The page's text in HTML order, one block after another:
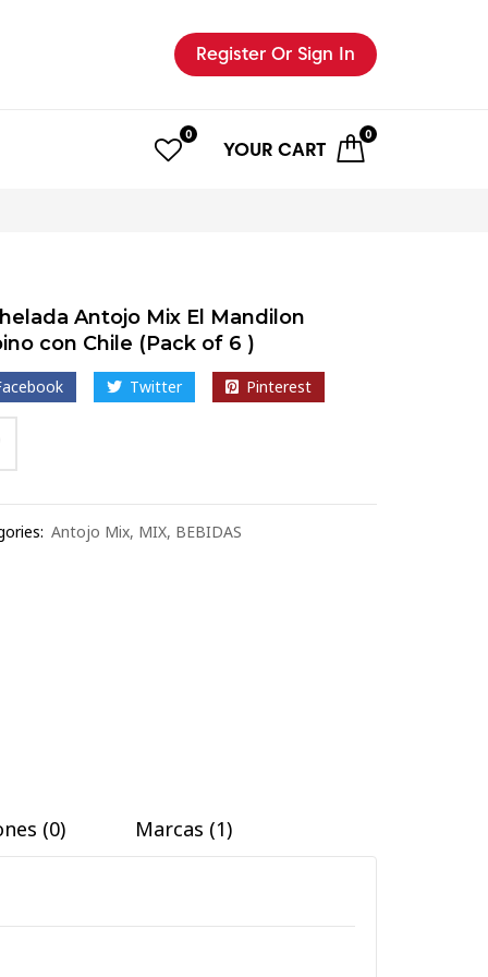
Register Or Sign In
0 0
YOUR CART
Antojo Mix El Mandilon
con Chile (Pack of 6 )
Twitter Pinterest
Antojo Mix, MIX, BEBIDAS
(0) Marcas (1)